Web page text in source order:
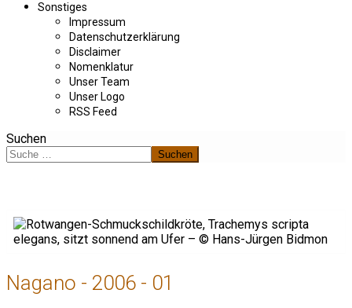
Sonstiges
Impressum
Datenschutzerklärung
Disclaimer
Nomenklatur
Unser Team
Unser Logo
RSS Feed
Suchen
Suchen
Nagano - 2006 - 01